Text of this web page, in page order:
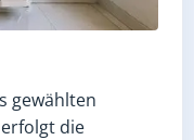
gewählten
die